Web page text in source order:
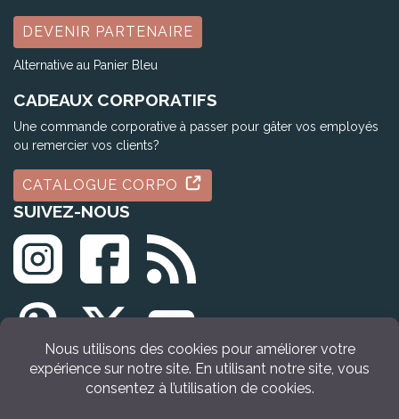
DEVENIR PARTENAIRE
Alternative au Panier Bleu
CADEAUX CORPORATIFS
Une commande corporative à passer pour gâter vos employés
ou remercier vos clients?
CATALOGUE CORPO
SUIVEZ-NOUS